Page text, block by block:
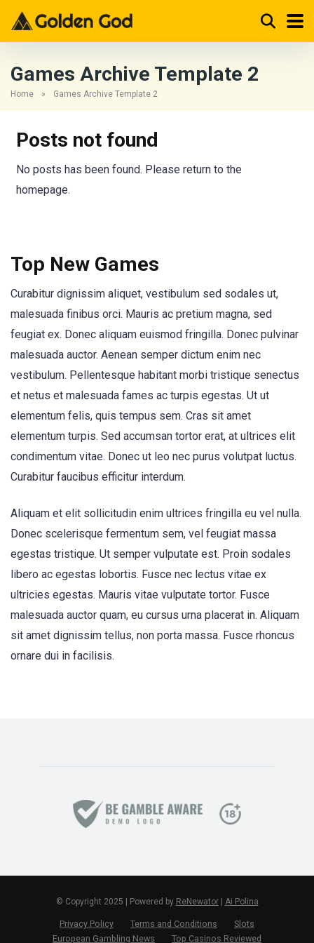
Games Archive Template 2
Home » Games Archive Template 2
Posts not found
No posts has been found. Please return to the
homepage.
Top New Games
Curabitur dignissim aliquet, vestibulum sed sodales ut,
malesuada finibus orci. Mauris ac pretium magna, sed
feugiat ex. Donec aliquam euismod fringilla. Donec pulvinar
malesuada auctor. Aenean semper dictum enim nec
vestibulum. Pellentesque habitant morbi tristique senectus
et netus et malesuada fames ac turpis egestas. Ut ut
elementum felis, quis tempus sem. Cras sit amet
elementum turpis. Sed accumsan tortor erat, at ultrices elit
condimentum vitae. Donec ut leo nec purus volutpat luctus.
Curabitur faucibus efficitur interdum.
Aliquam et elit sollicitudin enim ultrices fringilla eu vel nulla.
Donec scelerisque fermentum sem, vel feugiat massa
egestas tristique. Ut semper vulputate est. Proin sodales
libero ac egestas lobortis. Fusce nec lectus vitae ex
ultricies egestas. Mauris vitae vulputate tortor. Fusce
malesuada auctor quam, eu cursus urna placerat in. Aliquam
sit amet dignissim tellus, non porta massa. Fusce rhoncus
ornare dui in facilisis.
© Copyright 2025 | Powered by ReNewator| Ai Polina
Privacy Policy Terms and Conditions
Slots
European Gambling News
Top Casinos Reviewed